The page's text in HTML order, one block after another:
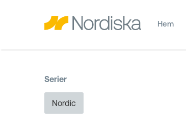
Hem
Serier
Nordic